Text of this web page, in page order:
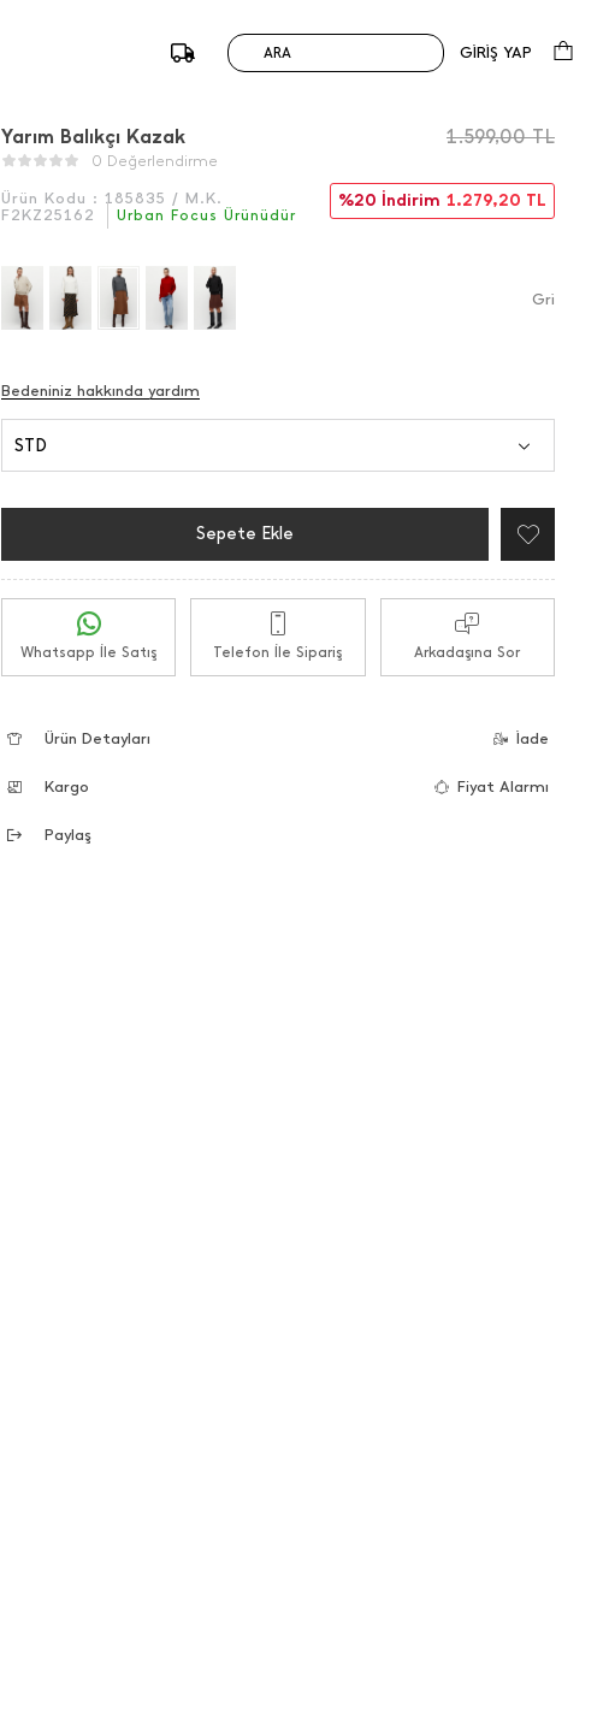
ARA GİRİŞ YAP
Yarım Balıkçı Kazak
0 Değerlendirme
Ürün Kodu : 185835 / M.K.
F2KZ25162
Urban Focus Ürünüdür
1.599,00TL
%20 İndirim 1.279,20 TL
Gri̇
Bedeniniz hakkında yardım
STD
Sepete Ekle
Whatsapp İle Satış Telefon İle Sipariş Arkadaşına Sor
Ürün Detayları İade
Kargo Fiyat Alarmı
Paylaş